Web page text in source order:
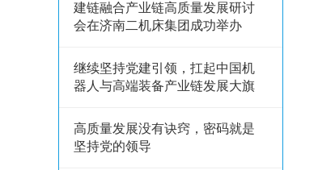
建链融合产业链高质量发展研讨
会在济南二机床集团成功举办
继续坚持党建引领，扛起中国机
器人与高端装备产业链发展大旗
高质量发展没有诀窍，密码就是
坚持党的领导